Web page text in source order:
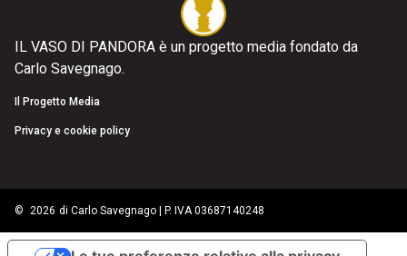
IL VASO DI PANDORA è un progetto media fondato da
Carlo Savegnago.
Il Progetto Media
Privacy e cookie policy
© 2026 di Carlo Savegnago | P. IVA 03687140248